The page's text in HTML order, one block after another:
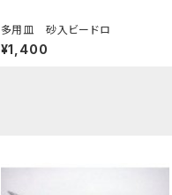
多用皿 砂入ビードロ
¥1,400